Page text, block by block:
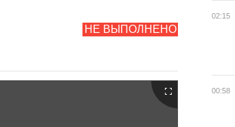
НЕ ВЫПОЛНЕНО
02:15
00:58